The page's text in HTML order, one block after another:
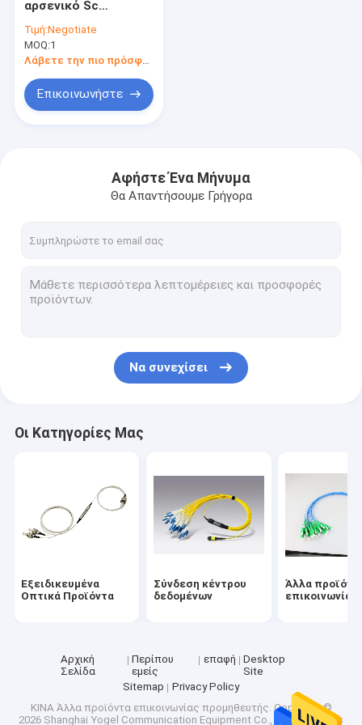
αρσενικό Sc
στους θηλυκούς
εξασθενητές
Buildout (M2F)
Τιμή:Negotiate
MOQ:1
Λάβετε την πιο πρόσφατη τιμή
Επικοινωνήστε
Αφήστε Ένα Μήνυμα
Θα Απαντήσουμε Γρήγορα
Να συνεχίσει
Οι Κατηγορίες Μας
Εξειδικευμένα
Οπτικά Προϊόντα
Σύνδεση κέντρου
δεδομένων
Άλλα
επικοινωνίας
Αρχική
Σελίδα
Περίπου
εμείς
επαφή
Desktop
Site
Sitemap
Privacy Policy
ΚΙΝΑ Άλλα προϊόντα επικοινωνίας προμηθευτής. Copyright ©
2026 Shanghai Yogel Communication Equipment Co., Ltd.. All Rights